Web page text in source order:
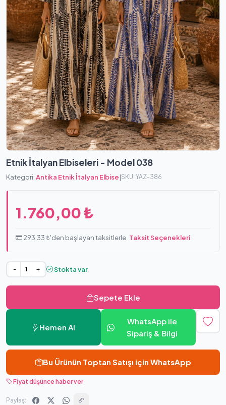
Etnik İtalyan Elbiseleri - Model 038
Kategori:Antika Etnik İtalyan Elbise|SKU: YAZ-386
1.760,00 ₺
293,33 ₺'den başlayan taksitlerle Taksit Seçenekleri
- + Stokta var
Sepete Ekle
Hemen Al
WhatsApp ile
Sipariş & Bilgi
Bu Ürünün Toptan Satışı için WhatsApp
Fiyat düşünce haber ver
Paylaş: